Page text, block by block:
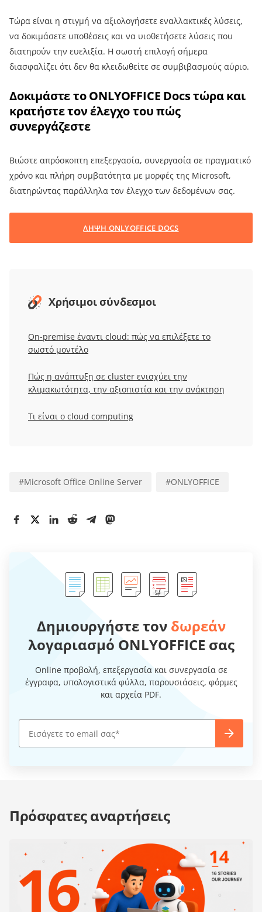
Τώρα είναι η στιγμή να αξιολογήσετε εναλλακτικές λύσεις,
να δοκιμάσετε υποθέσεις και να υιοθετήσετε λύσεις που
διατηρούν την ευελιξία. Η σωστή επιλογή σήμερα
διασφαλίζει ότι δεν θα κλειδωθείτε σε συμβιβασμούς αύριο.
Δοκιμάστε το ONLYOFFICE Docs τώρα και
κρατήστε τον έλεγχο του πώς
συνεργάζεστε
Βιώστε απρόσκοπτη επεξεργασία, συνεργασία σε πραγματικό
χρόνο και πλήρη συμβατότητα με μορφές της Microsoft,
διατηρώντας παράλληλα τον έλεγχο των δεδομένων σας.
ΛΗΨΗ ONLYOFFICE DOCS
Χρήσιμοι σύνδεσμοι
On-premise έναντι cloud: πώς να επιλέξετε το
σωστό μοντέλο
Πώς η ανάπτυξη σε cluster ενισχύει την
κλιμακωτότητα, την αξιοπιστία και την ανάκτηση
Τι είναι ο cloud computing
#Microsoft Office Online Server #ONLYOFFICE
Δημιουργήστε τον δωρεάν
λογαριασμό ONLYOFFICE σας
Online προβολή, επεξεργασία και συνεργασία σε
έγγραφα, υπολογιστικά φύλλα, παρουσιάσεις, φόρμες
και αρχεία PDF.
Πρόσφατες αναρτήσεις